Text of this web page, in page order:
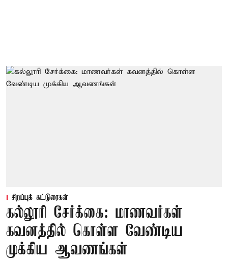
சிறப்புக் கட்டுரைகள்
கல்லூரி சேர்க்கை: மாணவர்கள்
கவனத்தில் கொள்ள வேண்டிய
முக்கிய ஆவணங்கள்